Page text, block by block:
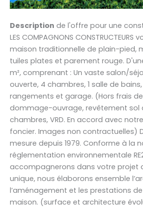
Description de l'offre pour une
LES COMPAGNONS
maison traditionnelle de plain-pied,
tuiles plates et parement rouge.
m², comprenant : Un vaste salon/
ouverte, 4 chambres, 1 salle de
rangements et garage. (Hors frais
dommage-ouvrage, revêtement sol
chambres, VRD. En accord avec
foncier. Images non contractuelles)
mesure depuis 1979. Conforme à la
réglementation environnementale
accompagnerons dans votre projet
unique, nous élaborons ensemble
l’aménagement et les prestations
maison. (surface et architecture